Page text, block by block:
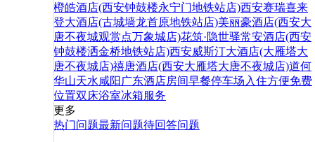
橙皓酒店(西安钟鼓楼永宁门地铁站店)西安赛瑞喜来
登大酒店(古城墙龙首原地铁站店)美丽豪酒店(西安大
唐不夜城观赏点万象城店)花筑·隐世驿常安酒店(西安
钟鼓楼洒金桥地铁站店)西安威斯汀大酒店(大雁塔大
唐不夜城店)禧唐酒店(西安大雁塔大唐不夜城店)道何
华山天水咸阳 广东酒店房间早餐停车场 入住方便免费
位置双床浴室冰箱服务
更多
热门问题最新问题待回答问题